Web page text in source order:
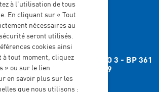
Siège administratif
Agropole - DELTAGRO 3 - BP 361
47931 AGEN CEDEX 9
TEL : 05 53 77 15 80
contact@algeei.org
à l'utilisation de tous
En cliquant sur « Tout
nécessaires au
seront utilisés.
cookies ainsi
tout moment, cliquez
» ou sur le lien
en savoir plus sur les
que nous utilisons :